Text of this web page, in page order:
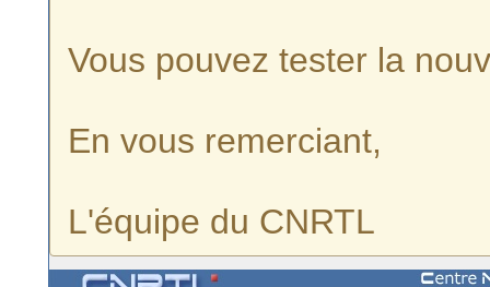
Vous pouvez tester la
En vous remerciant,
L'équipe du CNRTL